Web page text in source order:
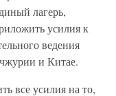
лагерь,
усилия к
ведения
и Китае.
все усилия на то,